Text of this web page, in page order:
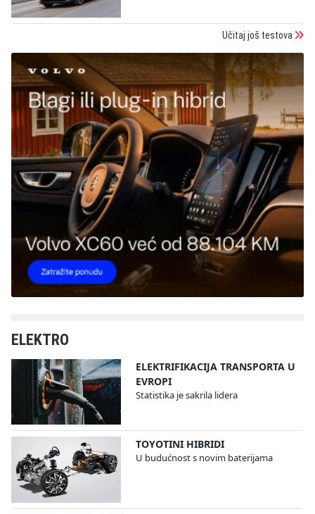
Učitaj još testova
ELEKTRO
ELEKTRIFIKACIJA TRANSPORTA U
EVROPI
Statistika je sakrila lidera
TOYOTINI HIBRIDI
U budućnost s novim baterijama